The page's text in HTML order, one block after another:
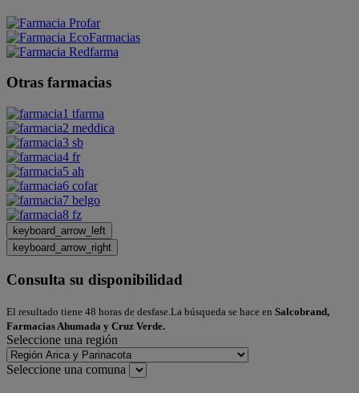
Otras farmacias
keyboard_arrow_left
keyboard_arrow_right
Consulta su disponibilidad
El resultado tiene 48 horas de desfase.La búsqueda se hace en Salcobrand,
Farmacias Ahumada y Cruz Verde.
Seleccione una región
Seleccione una comuna